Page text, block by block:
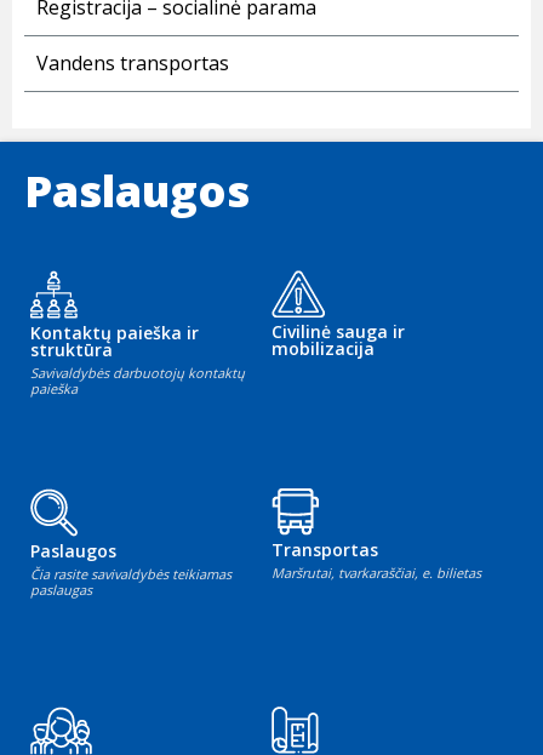
Registracija – socialinė parama
Vandens transportas
Paslaugos
Kontaktų paieška ir
struktūra
Savivaldybės darbuotojų kontaktų
paieška
Civilinė sauga ir
mobilizacija
Paslaugos
Čia rasite savivaldybės teikiamas
paslaugas
Transportas
Maršrutai, tvarkaraščiai, e. bilietas